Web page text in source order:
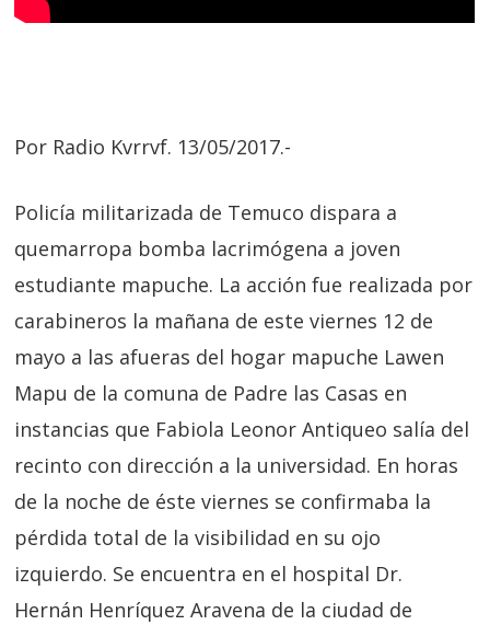
Por Radio Kvrrvf. 13/05/2017.-
Policía militarizada de Temuco dispara a
quemarropa bomba lacrimógena a joven
estudiante mapuche. La acción fue realizada por
carabineros la mañana de este viernes 12 de
mayo a las afueras del hogar mapuche Lawen
Mapu de la comuna de Padre las Casas en
instancias que Fabiola Leonor Antiqueo salía del
recinto con dirección a la universidad. En horas
de la noche de éste viernes se confirmaba la
pérdida total de la visibilidad en su ojo
izquierdo. Se encuentra en el hospital Dr.
Hernán Henríquez Aravena de la ciudad de